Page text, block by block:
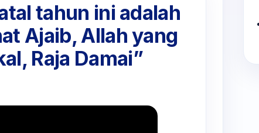
tahun ini adalah
Ajaib, Allah yang
Raja Damai”